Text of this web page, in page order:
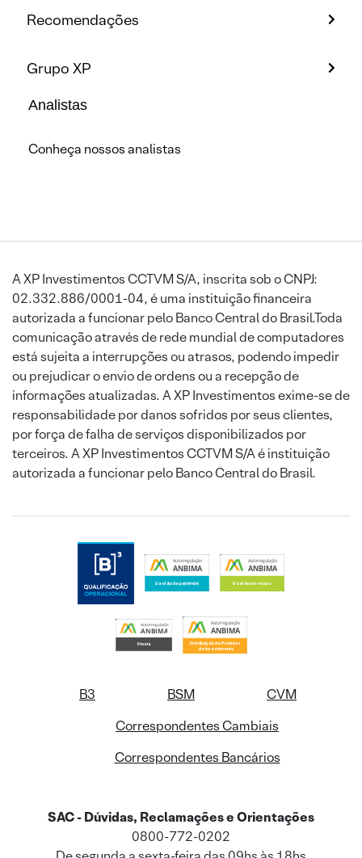
Recomendações
Grupo XP
Analistas
Conheça nossos analistas
A XP Investimentos CCTVM S/A, inscrita sob o CNPJ:
02.332.886/0001-04, é uma instituição financeira
autorizada a funcionar pelo Banco Central do Brasil.Toda
comunicação através de rede mundial de computadores
está sujeita a interrupções ou atrasos, podendo impedir
ou prejudicar o envio de ordens ou a recepção de
informações atualizadas. A XP Investimentos exime-se de
responsabilidade por danos sofridos por seus clientes,
por força de falha de serviços disponibilizados por
terceiros. A XP Investimentos CCTVM S/A é instituição
autorizada a funcionar pelo Banco Central do Brasil.
B3 BSM
CVM
Correspondentes Cambiais
Correspondentes Bancários
SAC - Dúvidas, Reclamações e Orientações
0800-772-0202